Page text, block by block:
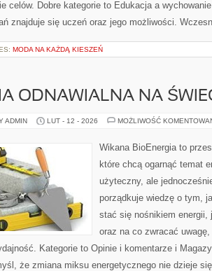
celów. Dobre kategorie to Edukacja a
znajduje się uczeń oraz jego możliwości.
MODA NA KAŻDĄ KIESZEŃ
ODNAWIALNA NA
ADMIN LUT - 12 - 2026 MOŻLIWOŚĆ
Wikana BioEnergia to
które chcą ogarnąć temat
użyteczny, ale
porządkuje wiedzę o tym,
stać się nośnikiem energii,
oraz na co zwracać
Kategorie to Opinie i komentarze i
że zmiana miksu energetycznego nie dzieje